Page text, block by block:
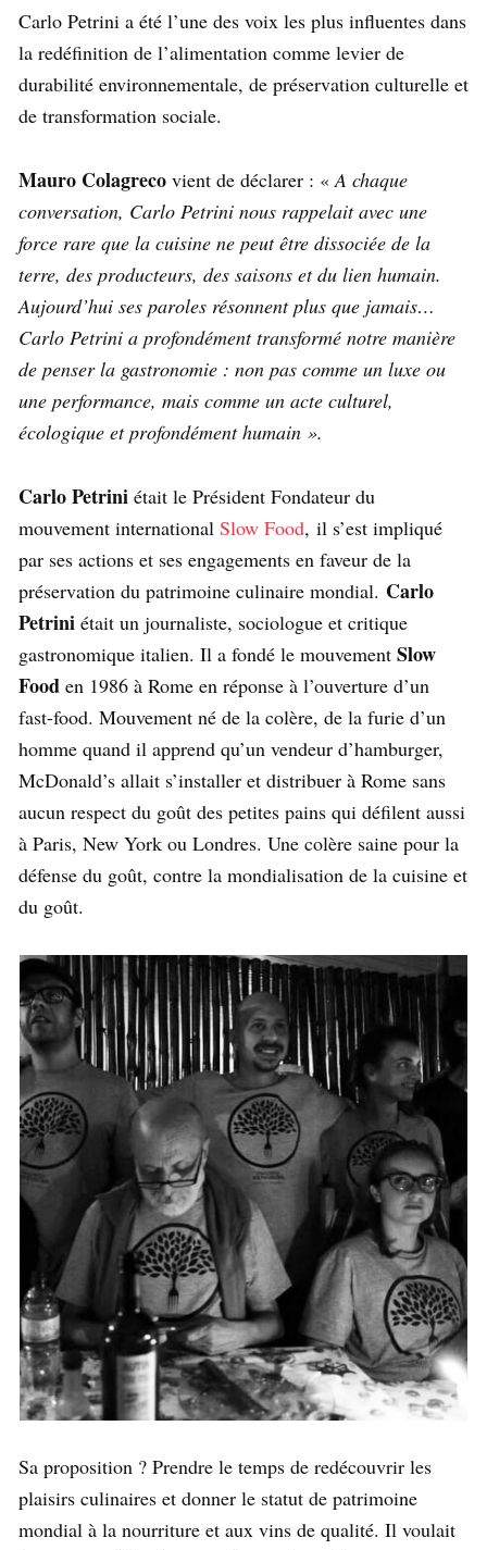
Carlo Petrini a été l’une des voix les plus influentes dans
la redéfinition de l’alimentation comme levier de
durabilité environnementale, de préservation culturelle et
de transformation sociale.
Mauro Colagreco vient de déclarer : « A chaque
conversation, Carlo Petrini nous rappelait avec une
force rare que la cuisine ne peut être dissociée de la
terre, des producteurs, des saisons et du lien humain.
Aujourd’hui ses paroles résonnent plus que jamais…
Carlo Petrini a profondément transformé notre manière
de penser la gastronomie : non pas comme un luxe ou
une performance, mais comme un acte culturel,
écologique et profondément humain ».
Carlo Petrini était le Président Fondateur du
mouvement international Slow Food, il s’est impliqué
par ses actions et ses engagements en faveur de la
préservation du patrimoine culinaire mondial. Carlo
Petrini était un journaliste, sociologue et critique
gastronomique italien. Il a fondé le mouvement Slow
Food en 1986 à Rome en réponse à l’ouverture d’un
fast-food. Mouvement né de la colère, de la furie d’un
homme quand il apprend qu’un vendeur d’hamburger,
McDonald’s allait s’installer et distribuer à Rome sans
aucun respect du goût des petites pains qui défilent aussi
à Paris, New York ou Londres. Une colère saine pour la
défense du goût, contre la mondialisation de la cuisine et
du goût.
Sa proposition ? Prendre le temps de redécouvrir les
plaisirs culinaires et donner le statut de patrimoine
mondial à la nourriture et aux vins de qualité. Il voulait